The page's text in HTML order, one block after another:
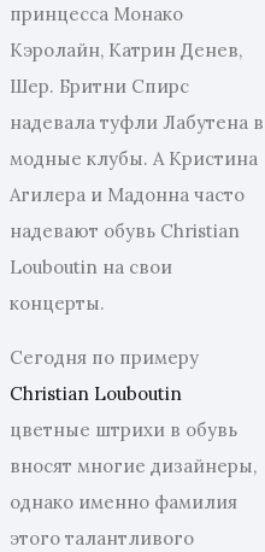
принцесса Монако
Кэролайн, Катрин Денев,
Шер. Бритни Спирс
надевала туфли Лабутена в
модные клубы. А Кристина
Агилера и Мадонна часто
надевают обувь Christian
Louboutin на свои
концерты.
Сегодня по примеру
Christian Louboutin
цветные штрихи в обувь
вносят многие дизайнеры,
однако именно фамилия
этого талантливого